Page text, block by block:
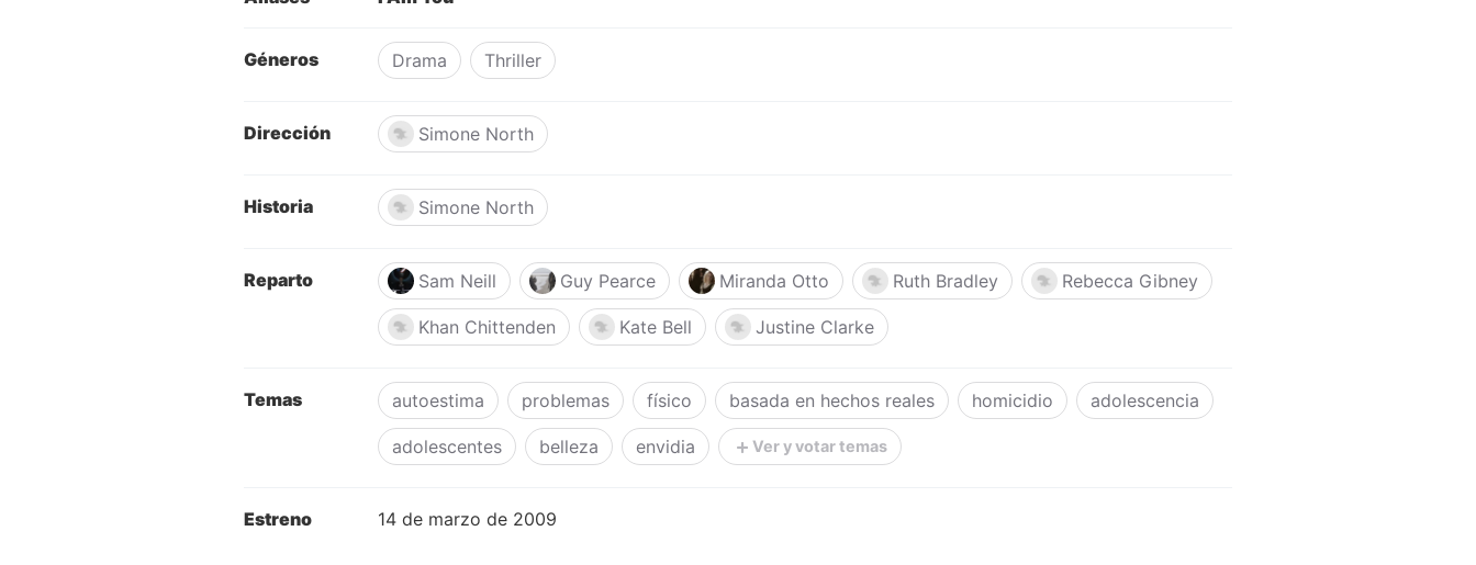
Géneros Drama Thriller
Dirección Simone North
Historia Simone North
Reparto Sam Neill Guy Pearce Miranda Otto Ruth Bradley Rebecca Gibney
Khan Chittenden Kate Bell Justine Clarke
Temas autoestima problemas físico basada en hechos reales homicidio adolescencia
adolescentes belleza envidia Ver y votar temas
Estreno 14 de marzo de 2009